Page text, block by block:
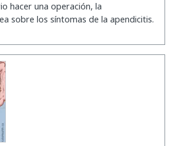
hacer una operación, la
sobre los síntomas de la apendicitis.